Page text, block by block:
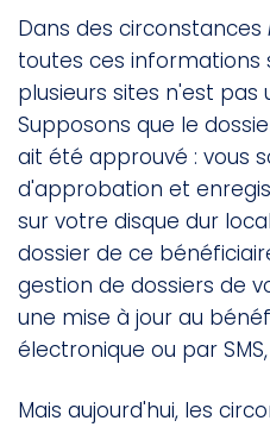
Dans des circonstances
toutes ces informations
plusieurs sites n'est
Supposons que le
ait été approuvé : vous
d'approbation et
sur votre disque dur
dossier de ce
gestion de dossiers de
une mise à jour au
électronique ou par
Mais aujourd'hui, les